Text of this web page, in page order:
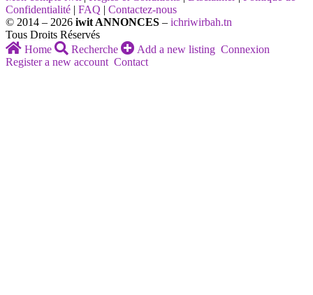
Confidentialité | FAQ | Contactez-nous
© 2014 – 2026 iwit ANNONCES – ichriwirbah.tn
Tous Droits Réservés
Home
Recherche Add a new listing Connexion
Register a new account Contact